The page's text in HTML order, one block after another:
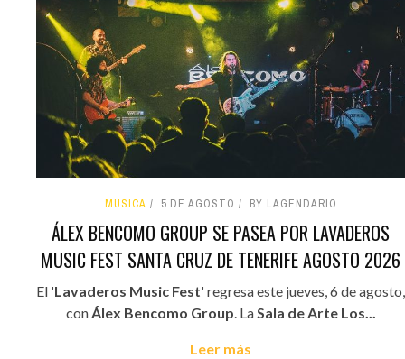
MÚSICA 5 DE AGOSTO BY LAGENDARIO
ÁLEX BENCOMO GROUP SE PASEA POR LAVADEROS
MUSIC FEST SANTA CRUZ DE TENERIFE AGOSTO 2026
El 'Lavaderos Music Fest' regresa este jueves, 6 de agosto,
conÁlex Bencomo Group. LaSala de Arte Los...
Leer más